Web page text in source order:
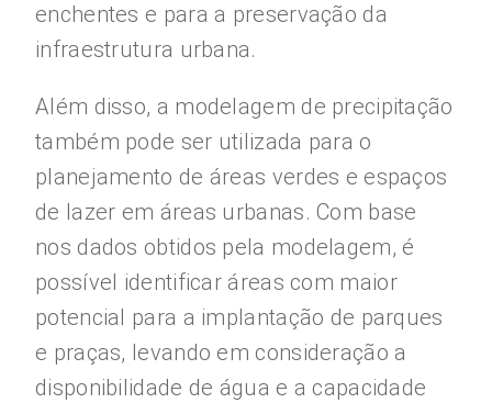
enchentes e para a preservação da
infraestrutura urbana.
Além disso, a modelagem de precipitação
também pode ser utilizada para o
planejamento de áreas verdes e espaços
de lazer em áreas urbanas. Com base
nos dados obtidos pela modelagem, é
possível identificar áreas com maior
potencial para a implantação de parques
e praças, levando em consideração a
disponibilidade de água e a capacidade